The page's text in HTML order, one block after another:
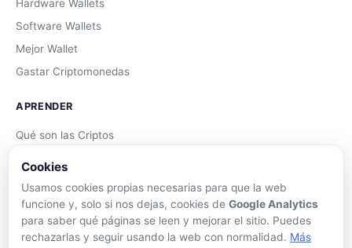
Hardware Wallets
Software Wallets
Mejor Wallet
Gastar Criptomonedas
APRENDER
Qué son las Criptos
DeFi
Trading
Cookies
Usamos cookies propias necesarias para que la web
funcione y, solo si nos dejas, cookies de Google Analytics
para saber qué páginas se leen y mejorar el sitio. Puedes
rechazarlas y seguir usando la web con normalidad. Más